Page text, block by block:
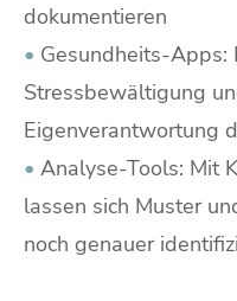
dokumentieren
• Gesundheits-
Stressbewältigung
Eigenverantwortung
• Analyse-Tools: Mit
lassen sich Muster
noch genauer